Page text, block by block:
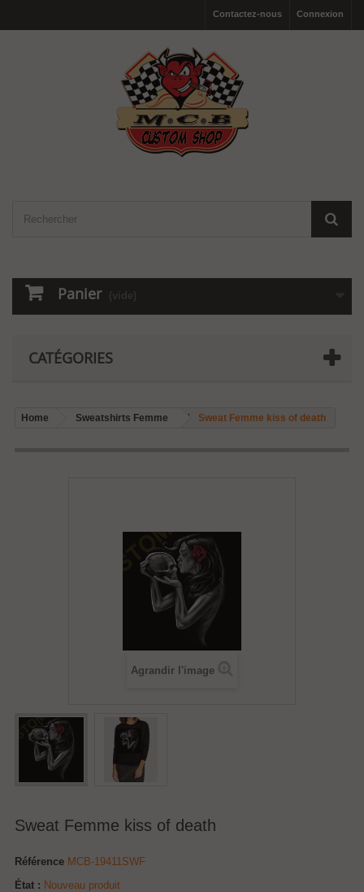
Connexion
Contactez-nous
Panier (vide)
CATÉGORIES
Home Sweatshirts Femme Sweat Femme kiss of death
Agrandir l'image
Sweat Femme kiss of death
Référence MCB-19411SWF
État : Nouveau produit